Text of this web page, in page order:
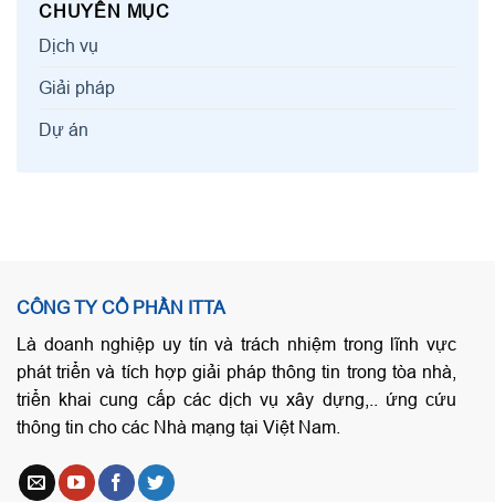
CHUYÊN MỤC
Dịch vụ
Giải pháp
Dự án
CÔNG TY CỔ PHẦN ITTA
Là doanh nghiệp uy tín và trách nhiệm trong lĩnh vực
phát triển và tích hợp giải pháp thông tin trong tòa nhà,
triển khai cung cấp các dịch vụ xây dựng,.. ứng cứu
thông tin cho các Nhà mạng tại Việt Nam.